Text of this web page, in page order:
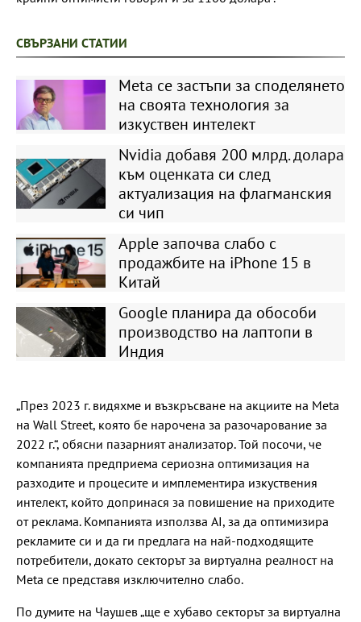
СВЪРЗАНИ СТАТИИ
Meta се застъпи за споделянето
на своята технология за
изкуствен интелект
Nvidia добавя 200 млрд. долара
към оценката си след
актуализация на флагманския
си чип
Apple започва слабо с
продажбите на iPhone 15 в
Китай
Google планира да обособи
производство на лаптопи в
Индия
„През 2023 г. видяхме и възкръсване на акциите на Meta
на Wall Street, която бе нарочена за разочарование за
2022 г.“, обясни пазарният анализатор. Той посочи, че
компанията предприема сериозна оптимизация на
разходите и процесите и имплементира изкуствения
интелект, който допринася за повишение на приходите
от реклама. Компанията използва AI, за да оптимизира
рекламите си и да ги предлага на най-подходящите
потребители, докато секторът за виртуална реалност на
Meta се представя изключително слабо.
По думите на Чаушев „ще е хубаво секторът за виртуална